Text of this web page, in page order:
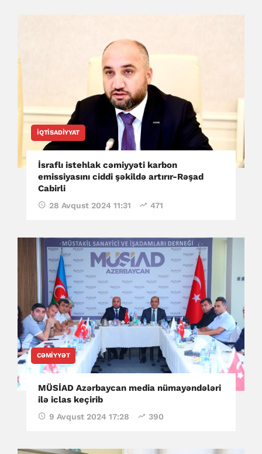
İQTISADIYYAT
İsraflı istehlak cəmiyyəti karbon
emissiyasını ciddi şəkildə artırır-Rəşad
Cabirli
28 Avqust 2024 11:31 471
CƏMIYYƏT
MÜSİAD Azərbaycan media nümayəndələri
ilə iclas keçirib
9 Avqust 2024 17:28 390